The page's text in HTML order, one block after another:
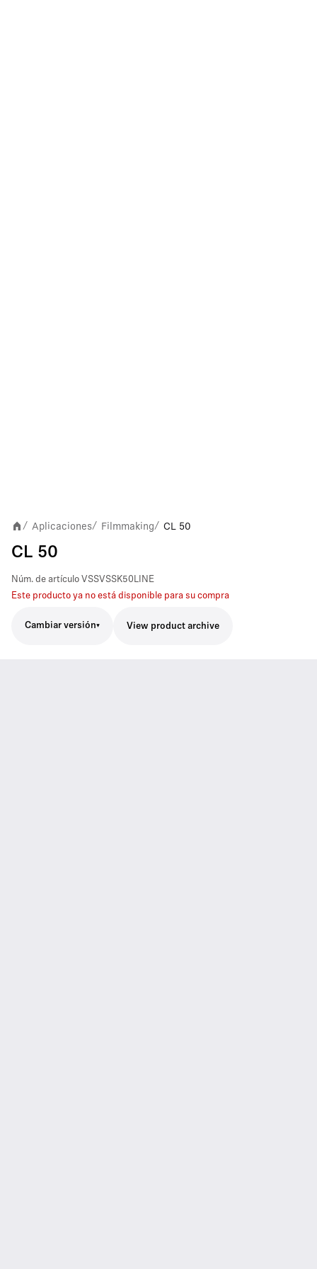
/ Aplicaciones/ Filmmaking/ CL 50
CL 50
Núm. de artículo VSSVSSK50LINE
Este producto ya no está disponible para su compra
Cambiar versión View product archive